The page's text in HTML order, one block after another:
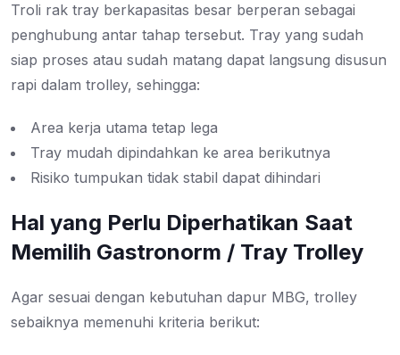
Troli rak tray berkapasitas besar berperan sebagai
penghubung antar tahap tersebut. Tray yang sudah
siap proses atau sudah matang dapat langsung disusun
rapi dalam trolley, sehingga:
Area kerja utama tetap lega
Tray mudah dipindahkan ke area berikutnya
Risiko tumpukan tidak stabil dapat dihindari
Hal yang Perlu Diperhatikan Saat
Memilih Gastronorm / Tray Trolley
Agar sesuai dengan kebutuhan dapur MBG, trolley
sebaiknya memenuhi kriteria berikut: